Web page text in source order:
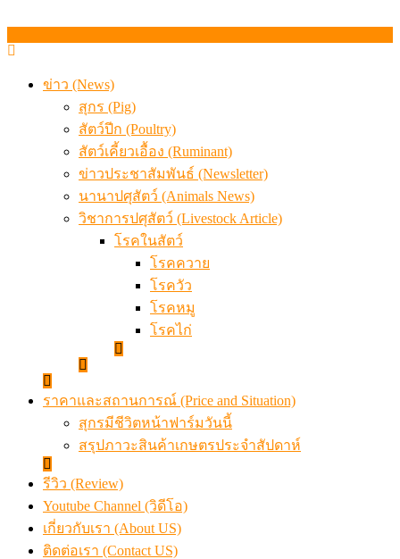
ข่าว (News)
สุกร (Pig)
สัตว์ปีก (Poultry)
สัตว์เคี้ยวเอื้อง (Ruminant)
ข่าวประชาสัมพันธ์ (Newsletter)
นานาปศุสัตว์ (Animals News)
วิชาการปศุสัตว์ (Livestock Article)
โรคในสัตว์
โรคควาย
โรควัว
โรคหมู
โรคไก่
ราคาและสถานการณ์ (Price and Situation)
สุกรมีชีวิตหน้าฟาร์มวันนี้
สรุปภาวะสินค้าเกษตรประจำสัปดาห์
รีวิว (Review)
Youtube Channel (วิดีโอ)
เกี่ยวกับเรา (About US)
ติดต่อเรา (Contact US)